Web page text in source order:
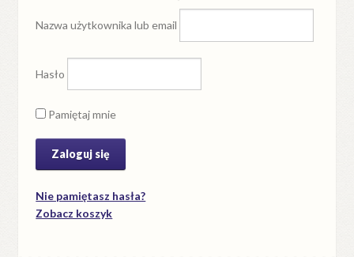
Nazwa użytkownika lub email
Hasło
Pamiętaj mnie
Nie pamiętasz hasła?
Zobacz koszyk